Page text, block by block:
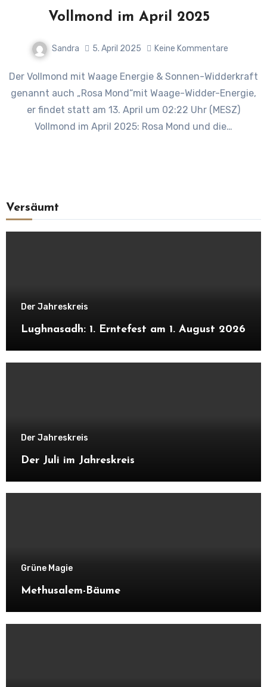
Vollmond im April 2025
Sandra 5. April 2025 Keine Kommentare
Der Vollmond mit Waage Energie & Sonnen-Widderkraft
genannt auch „Rosa Mond“mit Waage-Widder-Energie,
er findet statt am 13. April um 02:22 Uhr (MESZ)
Vollmond im April 2025: Rosa Mond und die…
Versäumt
Der Jahreskreis
Lughnasadh: 1. Erntefest am 1. August 2026
Der Jahreskreis
Der Juli im Jahreskreis
Grüne Magie
Methusalem-Bäume